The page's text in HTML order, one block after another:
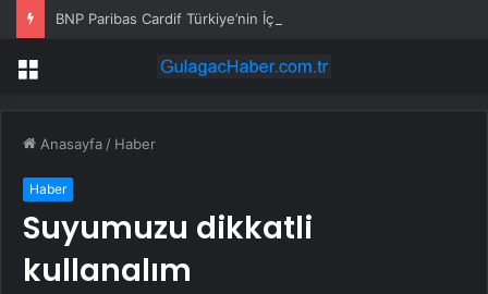
Menü
Anasayfa / Haber
Haber
Suyumuzu dikkatli
kullanalım